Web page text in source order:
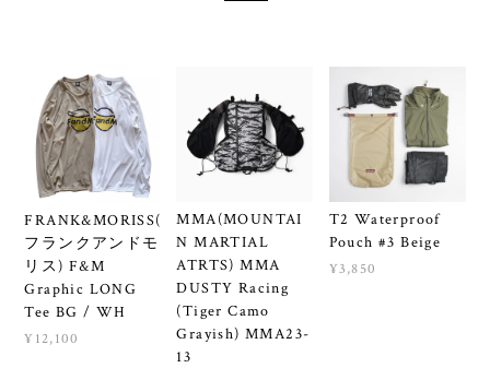
FRANK&MORISS(
フランクアンドモ
リス) F&M
Graphic LONG
Tee BG / WH
¥12,100
MMA(MOUNTAI
N MARTIAL
ATRTS) MMA
DUSTY Racing
(Tiger Camo
Grayish) MMA23-
13
T2 Waterproof
Pouch #3 Beige
¥3,850